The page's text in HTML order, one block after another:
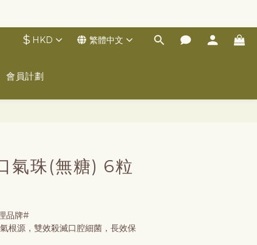
$ HKD 繁體中文
會員計劃
氣珠(無糖) 6粒
品牌#
根源，雙效殺滅口腔細菌，長效保